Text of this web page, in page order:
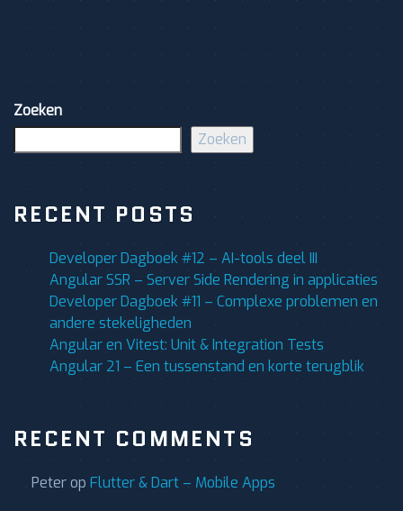
Zoeken
Zoeken
RECENT POSTS
Developer Dagboek #12 – AI-tools deel III
Angular SSR – Server Side Rendering in applicaties
Developer Dagboek #11 – Complexe problemen en
andere stekeligheden
Angular en Vitest: Unit & Integration Tests
Angular 21 – Een tussenstand en korte terugblik
RECENT COMMENTS
Peterop Flutter & Dart – Mobile Apps